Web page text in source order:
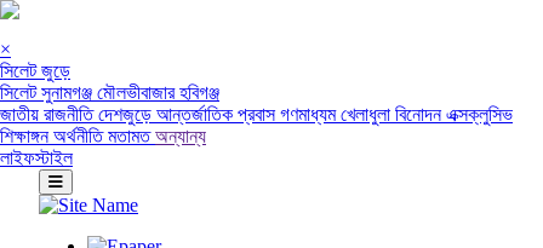
×
সিলেট জুড়ে
সিলেটসুনামগঞ্জ মৌলভীবাজারহবিগঞ্জ
জাতীয় রাজনীতিদেশজুড়ে আন্তর্জাতিক প্রবাসগণমাধ্যমখেলাধুলা বিনোদনএক্সক্লুসিভ
শিক্ষাঙ্গনঅর্থনীতিমতামতঅন্যান্য
লাইফস্টাইল